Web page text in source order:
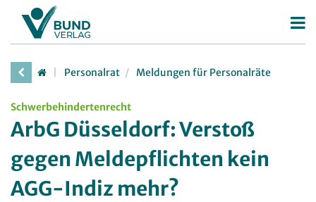
Betriebsrat
Betriebsratsarbeit
Mitbestimmung
Arbeitsschutz
Beschäftigtendatenschutz
Deutscher Personalräte-Preis
Personalvertretungsrecht
TVöD | TV-L
Personalrat Meldungen für Personalräte
Schwerbehindertenrecht
ArbG Düsseldorf: Verstoß
gegen Meldepflichten kein
AGG-Indiz mehr?